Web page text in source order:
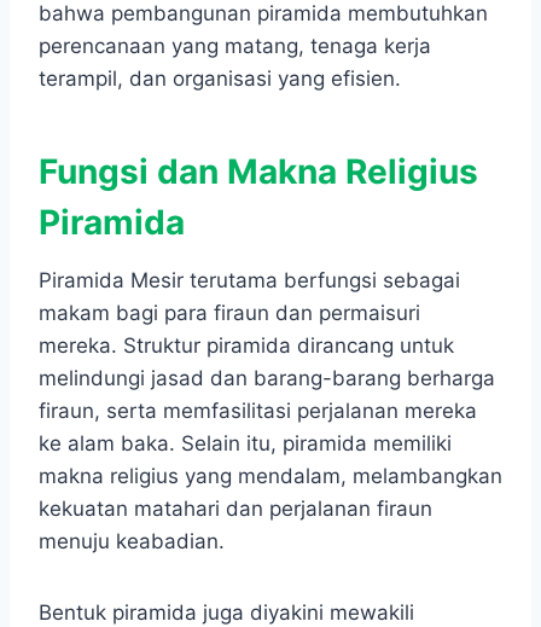
bahwa pembangunan piramida membutuhkan
perencanaan yang matang, tenaga kerja
terampil, dan organisasi yang efisien.
Fungsi dan Makna Religius
Piramida
Piramida Mesir terutama berfungsi sebagai
makam bagi para firaun dan permaisuri
mereka. Struktur piramida dirancang untuk
melindungi jasad dan barang-barang berharga
firaun, serta memfasilitasi perjalanan mereka
ke alam baka. Selain itu, piramida memiliki
makna religius yang mendalam, melambangkan
kekuatan matahari dan perjalanan firaun
menuju keabadian.
Bentuk piramida juga diyakini mewakili